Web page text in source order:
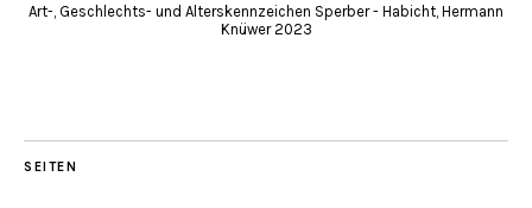
Art-, Geschlechts- und Alterskennzeichen Sperber - Habicht, Hermann
Knüwer 2023
SEITEN